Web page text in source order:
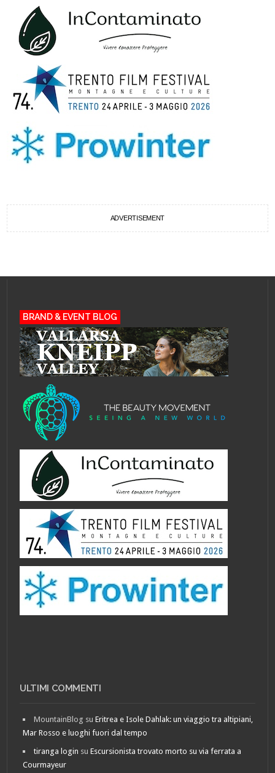
ADVERTISEMENT
BRAND & EVENT BLOG
ULTIMI COMMENTI
MountainBlog suEritrea e Isole Dahlak: un viaggio tra altipiani,
Mar Rosso e luoghi fuori dal tempo
tiranga login suEscursionista trovato morto su via ferrata a
Courmayeur